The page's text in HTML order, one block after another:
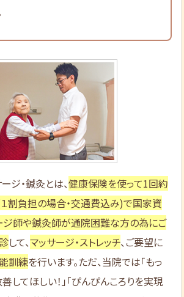
ジ・鍼灸とは、健康保険を使って1回約
割負担の場合・交通費込み)で国家資
ジ師や鍼灸師が通院困難な方の為にご
して、マッサージ・ストレッチ、ご要望に
訓練を行います。ただ、当院では「もっ
してほしい！」「ぴんぴんころりを実現